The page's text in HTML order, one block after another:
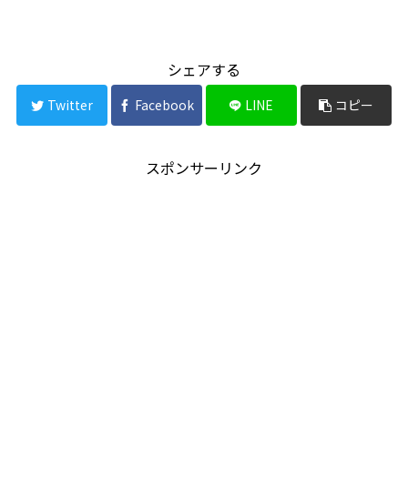
シェアする
Twitter Facebook LINE コピー
スポンサーリンク